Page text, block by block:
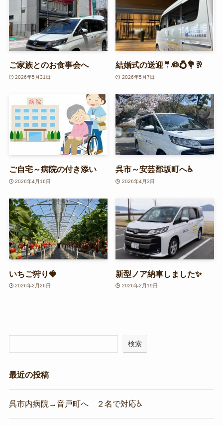
ご家族とのお食事会へ
2026年5月31日
結婚式の送迎🤵👰💍💐🥂
2026年5月7日
ご自宅～病院の付き添い
2026年4月16日
呉市～安芸郡坂町へ♿
2026年4月3日
いちご狩り🍓
2026年2月26日
新型ノア納車しました✨
2026年2月19日
検索
最近の投稿
呉市内病院→音戸町へ ２名で対応♿